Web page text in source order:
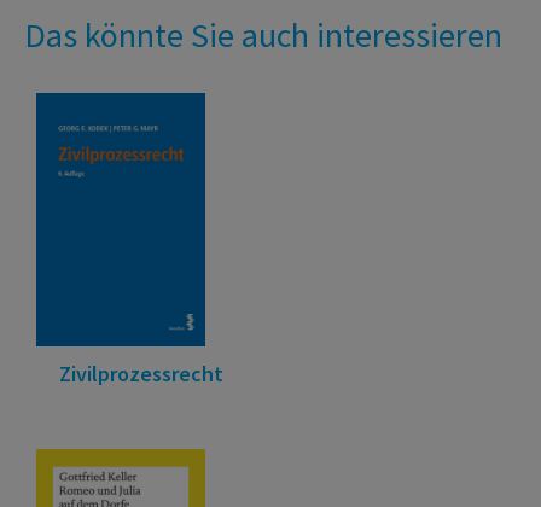
Das könnte Sie auch interessieren
Zivilprozessrecht